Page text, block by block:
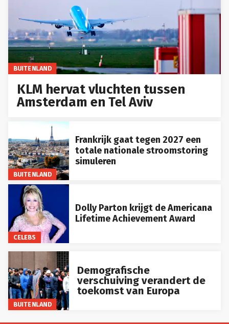
BUITENLAND
KLM hervat vluchten tussen
Amsterdam en Tel Aviv
BUITENLAND
Frankrijk gaat tegen 2027 een
totale nationale stroomstoring
simuleren
CELEBS
Dolly Parton krijgt de Americana
Lifetime Achievement Award
BUITENLAND
Demografische
verschuiving verandert de
toekomst van Europa